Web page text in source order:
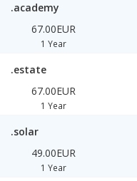
.academy
67.00EUR
1 Year
.estate
67.00EUR
1 Year
.solar
49.00EUR
1 Year